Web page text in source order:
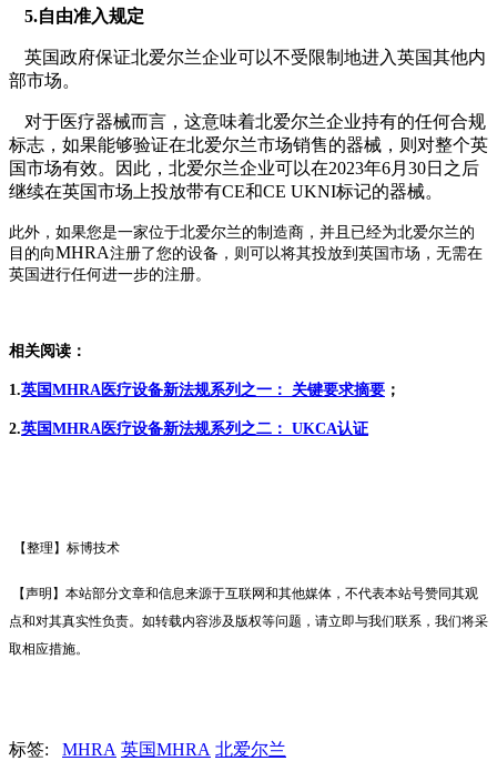
5.自由准入规定
英国政府保证北爱尔兰企业可以不受限制地进入英国其他内
部市场。
对于医疗器械而言，这意味着北爱尔兰企业持有的任何合规
标志，如果能够验证在北爱尔兰市场销售的器械，则对整个英
国市场有效。因此，北爱尔兰企业可以在2023年6月 30日之后
继续在英国市场上投放带有CE和CE UKNI标记的器械。
此外，如果您是一家位于北爱尔兰的制造商，并且已经为北爱尔兰的
目的向MHRA注册了您的设备，则可以将其投放到英国市场，无需在
英国 进行任何进一步的注册。
相关阅读：
1.英国MHRA医疗设备新法规系列之一： 关键要求摘要 ；
2.英国MHRA医疗设备新法规系列之二： UKCA认证
【整理 】标博技术
【声明】本站部分文章和信息来源于互联网和其他媒体，不代表本站号赞同其观
点和对其真实性负责。如转载内容涉及版权等问题，请立即与我们联系，我们将采
取相应措施。
标签: MHRA 英国MHRA 北爱尔兰